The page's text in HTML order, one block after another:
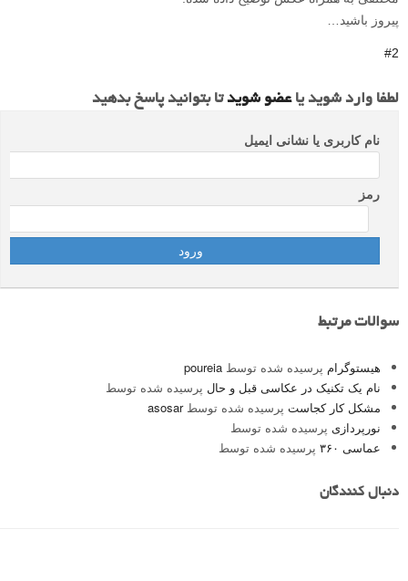
پیروز باشید…
#2
لطفا وارد شوید یاعضو شویدتا بتوانید پاسخ بدهید
نام کاربری یا نشانی ایمیل
رمز
سوالات مرتبط
هیستوگرام پرسیده شده توسط poureia
نام یک تکنیک در عکاسی قبل و حال پرسیده شده توسط
مشکل کار کجاست پرسیده شده توسطasosar
نورپردازی پرسیده شده توسط
عماسی ۳۶۰
پرسیده شده توسط
دنبال کنندگان